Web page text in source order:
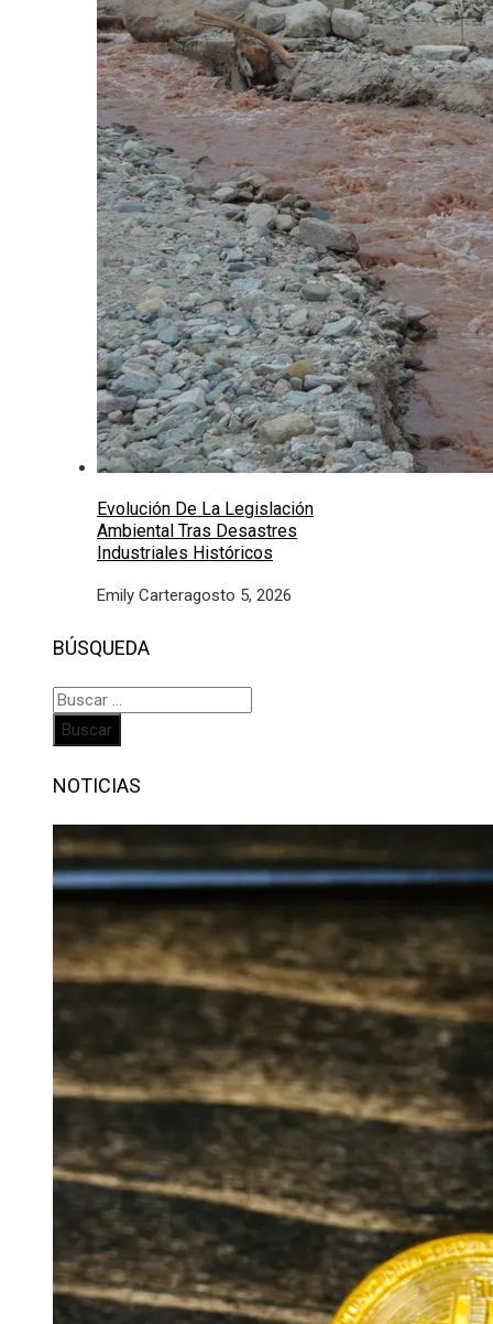
Evolución De La Legislación
Ambiental Tras Desastres
Industriales Históricos
Emily Carteragosto 5, 2026
BÚSQUEDA
Buscar:
NOTICIAS